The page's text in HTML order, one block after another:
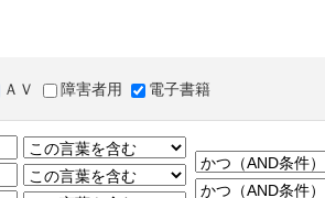
ＡＶ 障害者用 電子書籍